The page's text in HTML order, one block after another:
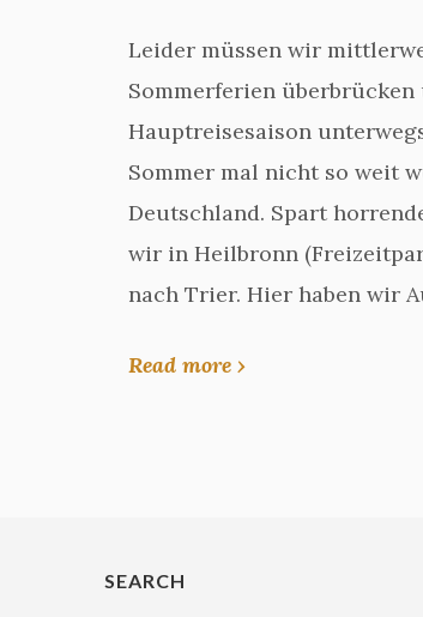
Leider müssen wir
Sommerferien
Hauptreisesaison
Sommer mal nicht so weit
Deutschland. Spart
wir in Heilbronn
nach Trier. Hier haben wir
Read more ›
SEARCH